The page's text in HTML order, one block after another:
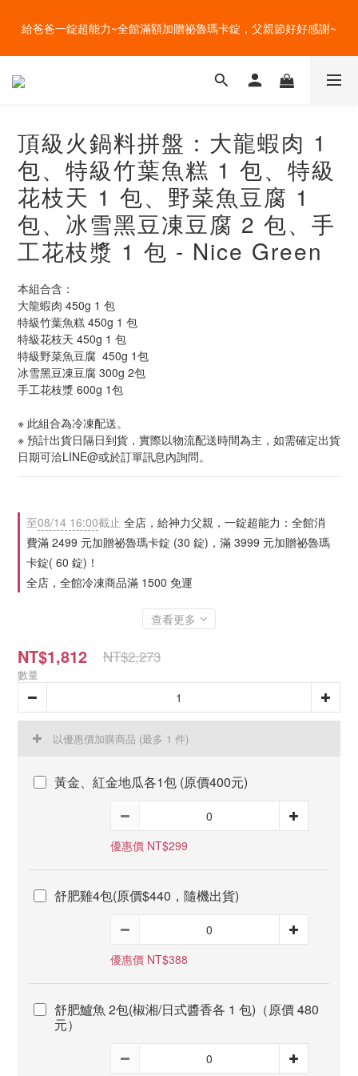
吃菜~
吃菜~
直送 4 度的清爽~全館任選多件加贈好禮，一鍵宅配到家！
給爸爸一錠超能力~全館滿額加贈祕魯瑪卡錠，父親節好好感謝~
盛夏的餐桌，一定少不了美蔬菜的清爽~ A+B 送購物金🎁一起好好
吃菜~
頂級火鍋料拼盤：大龍蝦肉 1
包、特級竹葉魚糕 1 包、特級
花枝天 1 包、野菜魚豆腐 1
包、冰雪黑豆凍豆腐 2 包、手
工花枝漿 1 包 - Nice Green
本組合含：
大龍蝦肉 450g 1 包
特級竹葉魚糕 450g 1 包
特級花枝天 450g 1 包
特級野菜魚豆腐  450g 1包
冰雪黑豆凍豆腐 300g 2包
手工花枝漿 600g 1包
※ 此組合為冷凍配送。
※ 預計出貨日隔日到貨，實際以物流配送時間為主，如需確定出貨
日期可洽LINE@或於訂單訊息內詢問。
至08/14 16:00截止 全店，給神力父親，一錠超能力：全館消
費滿 2499 元加贈祕魯瑪卡錠 (30 錠)，滿 3999 元加贈祕魯瑪
卡錠( 60 錠)！
全店，全館冷凍商品滿 1500 免運
查看更多
NT$1,812 NT$2,273
數量
以優惠價加購商品 (最多 1 件)
黃金、紅金地瓜各1包 (原價400元)
優惠價 NT$299
舒肥雞4包(原價$440，隨機出貨)
優惠價 NT$388
舒肥鱸魚 2包(椒湘/日式醬香各 1 包)（原價 480
元）